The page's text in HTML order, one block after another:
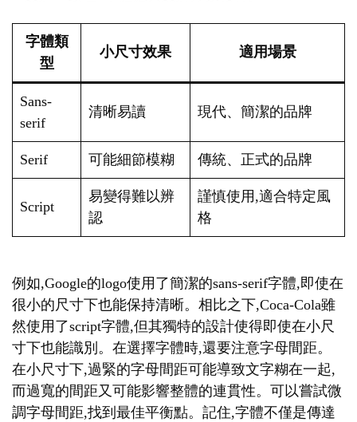
字體類
型
小尺寸效果 適用場景
Sans-
serif
清晰易讀 現代、簡潔的品牌
Serif 可能細節模糊 傳統、正式的品牌
Script
易變得難以辨
認
謹慎使用,適合特定風
格
例如,Google的logo使用了簡潔的sans-serif字體,即使在
很小的尺寸下也能保持清晰。相比之下,Coca-Cola雖
然使用了script字體,但其獨特的設計使得即使在小尺
寸下也能識別。在選擇字體時,還要注意字母間距。
在小尺寸下,過緊的字母間距可能導致文字糊在一起,
而過寬的間距又可能影響整體的連貫性。可以嘗試微
調字母間距,找到最佳平衡點。記住,字體不僅是傳達